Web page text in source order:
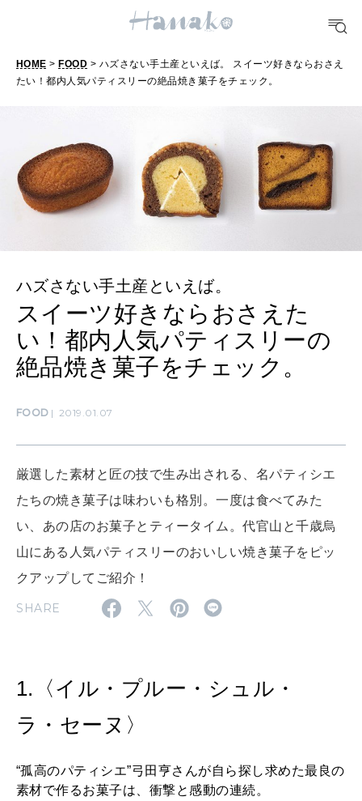
TRAVEL
どこ行く？
FORTUNE
明日のわたし
[12星座別] Weekly Holoscope
女神まり愛のタロットメッセージ
算命学がわかる今月のあなた
LEARN
知る、考える
SUSTAINABLE
CULTURE
2026年9月号「北海道 おいしく遊ぶ、夏のご褒美旅。」
HOME > FOOD > ハズさない手土産といえば。 スイーツ好きならおさえ
たい！都内人気パティスリーの絶品焼き菓子をチェック。
ハズさない手土産といえば。
スイーツ好きならおさえた
い！都内人気パティスリーの
絶品焼き菓子をチェック。
FOOD 2019.01.07
厳選した素材と匠の技で生み出される、名パティシエ
たちの焼き菓子は味わいも格別。一度は食べてみた
い、あの店のお菓子とティータイム。代官山と千歳烏
山にある人気パティスリーのおいしい焼き菓子をピッ
クアップしてご紹介！
SHARE
1.〈イル・プルー・シュル・
ラ・セーヌ〉
“孤高のパティシエ”弓田亨さんが自ら探し求めた最良の
素材で作るお菓子は、衝撃と感動の連続。